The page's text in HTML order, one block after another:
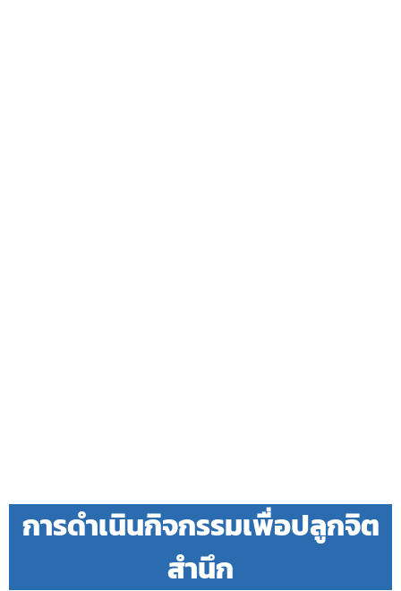
การดำเนินกิจกรรมเพื่อปลูกจิต
สำนึก